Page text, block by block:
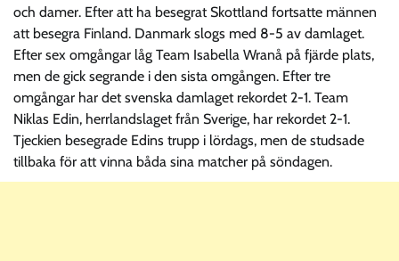
och damer. Efter att ha besegrat Skottland fortsatte männen
att besegra Finland. Danmark slogs med 8-5 av damlaget.
Efter sex omgångar låg Team Isabella Wranå på fjärde plats,
men de gick segrande i den sista omgången. Efter tre
omgångar har det svenska damlaget rekordet 2-1. Team
Niklas Edin, herrlandslaget från Sverige, har rekordet 2-1.
Tjeckien besegrade Edins trupp i lördags, men de studsade
tillbaka för att vinna båda sina matcher på söndagen.